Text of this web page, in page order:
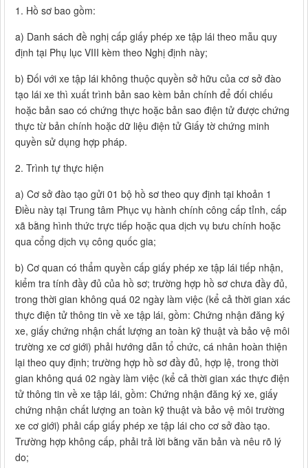
1. Hồ sơ bao gồm:
a) Danh sách đề nghị cấp giấy phép xe tập lái theo mẫu quy
định tại Phụ lục VIII kèm theo Nghị định này;
b) Đối với xe tập lái không thuộc quyền sở hữu của cơ sở đào
tạo lái xe thì xuất trình bản sao kèm bản chính để đối chiếu
hoặc bản sao có chứng thực hoặc bản sao điện tử được chứng
thực từ bản chính hoặc dữ liệu điện tử Giấy tờ chứng minh
quyền sử dụng hợp pháp.
2. Trình tự thực hiện
a) Cơ sở đào tạo gửi 01 bộ hồ sơ theo quy định tại khoản 1
Điều này tại Trung tâm Phục vụ hành chính công cấp tỉnh, cấp
xã bằng hình thức trực tiếp hoặc qua dịch vụ bưu chính hoặc
qua cổng dịch vụ công quốc gia;
b) Cơ quan có thẩm quyền cấp giấy phép xe tập lái tiếp nhận,
kiểm tra tính đầy đủ của hồ sơ; trường hợp hồ sơ chưa đầy đủ,
trong thời gian không quá 02 ngày làm việc (kể cả thời gian xác
thực điện tử thông tin về xe tập lái, gồm: Chứng nhận đăng ký
xe, giấy chứng nhận chất lượng an toàn kỹ thuật và bảo vệ môi
trường xe cơ giới) phải hướng dẫn tổ chức, cá nhân hoàn thiện
lại theo quy định; trường hợp hồ sơ đầy đủ, hợp lệ, trong thời
gian không quá 02 ngày làm việc (kể cả thời gian xác thực điện
tử thông tin về xe tập lái, gồm: Chứng nhận đăng ký xe, giấy
chứng nhận chất lượng an toàn kỹ thuật và bảo vệ môi trường
xe cơ giới) phải cấp giấy phép xe tập lái cho cơ sở đào tạo.
Trường hợp không cấp, phải trả lời bằng văn bản và nêu rõ lý
do;